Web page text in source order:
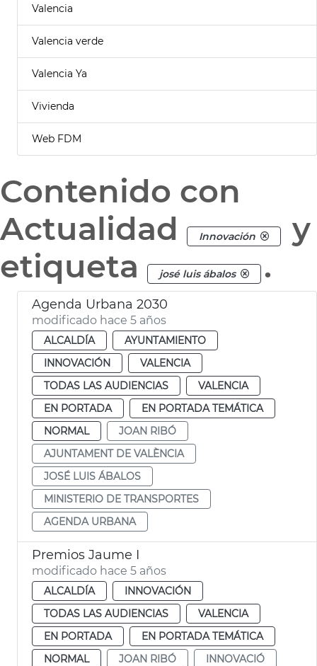
Valencia
Valencia verde
Valencia Ya
Vivienda
Web FDM
Contenido con
Actualidad
Innovación
y
etiqueta
josé luis ábalos .
Agenda Urbana 2030
modificado hace 5 años
ALCALDÍA
AYUNTAMIENTO
INNOVACIÓN
VALENCIA
TODAS LAS AUDIENCIAS
VALENCIA
EN PORTADA
EN PORTADA TEMÁTICA
NORMAL
JOAN RIBÓ
AJUNTAMENT DE VALÈNCIA
JOSÉ LUIS ÁBALOS
MINISTERIO DE TRANSPORTES
AGENDA URBANA
Premios Jaume I
modificado hace 5 años
ALCALDÍA
INNOVACIÓN
TODAS LAS AUDIENCIAS
VALENCIA
EN PORTADA
EN PORTADA TEMÁTICA
NORMAL
JOAN RIBÓ
INNOVACIÓ